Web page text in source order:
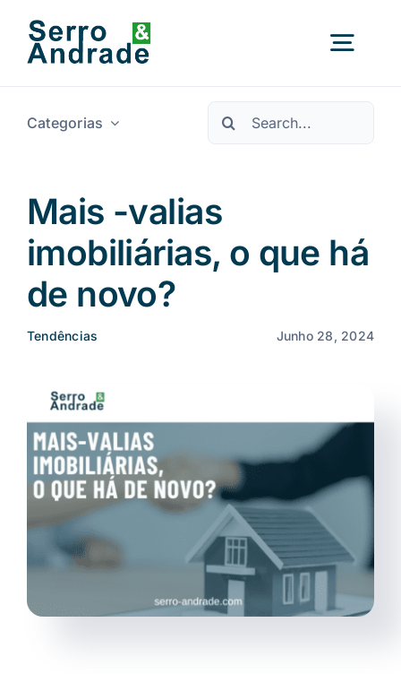
para
Áreas
Categorias
Procurar
por:
Mais -valias
imobiliárias, o que há
de novo?
Tendências Junho 28, 2024